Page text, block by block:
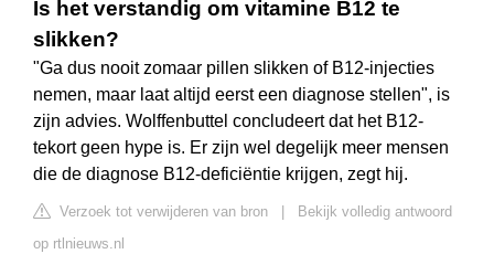
Is het verstandig om vitamine B12 te
slikken?
"Ga dus nooit zomaar pillen slikken of B12-injecties
nemen, maar laat altijd eerst een diagnose stellen", is
zijn advies. Wolffenbuttel concludeert dat het B12-
tekort geen hype is. Er zijn wel degelijk meer mensen
die de diagnose B12-deficiëntie krijgen, zegt hij.
Verzoek tot verwijderen van bron
Bekijk volledig antwoord
op rtlnieuws.nl